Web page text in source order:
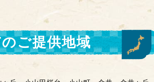
のご提供地域